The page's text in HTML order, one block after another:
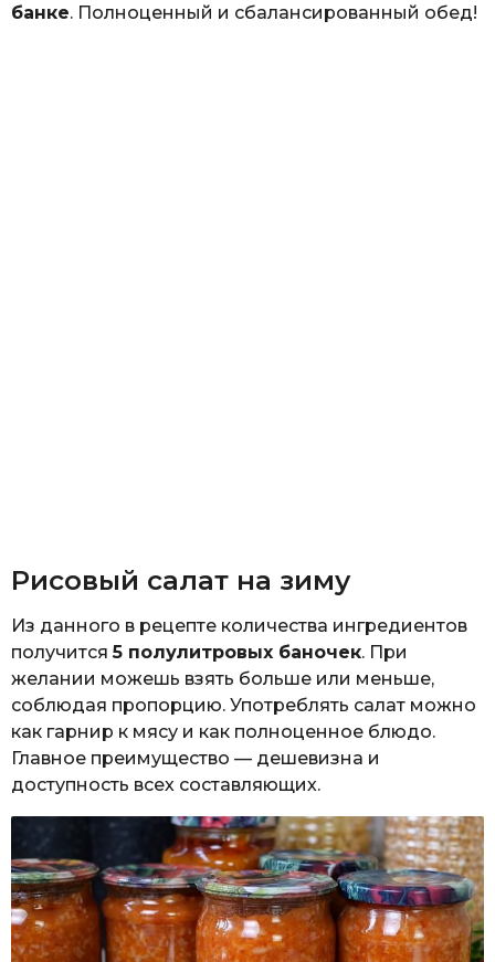
банке. Полноценный и сбалансированный обед!
Рисовый салат на зиму
Из данного в рецепте количества ингредиентов
получится5 полулитровых баночек. При
желании можешь взять больше или меньше,
соблюдая пропорцию. Употреблять салат можно
как гарнир к мясу и как полноценное блюдо.
Главное преимущество — дешевизна и
доступность всех составляющих.